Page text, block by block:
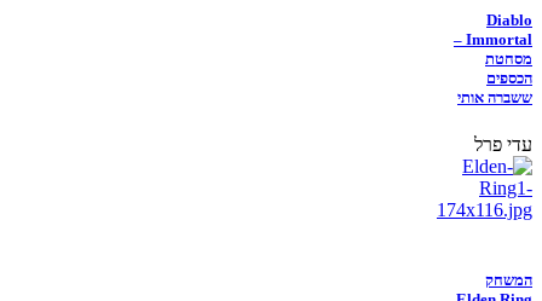
Diablo
Immortal –
מסחטת
הכספים
ששברה אותי
עדי פרל
המשחק